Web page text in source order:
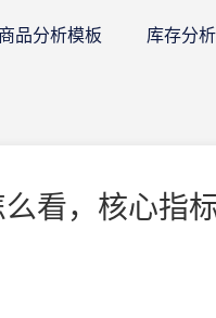
商品分析模板 库存分
看，核心指